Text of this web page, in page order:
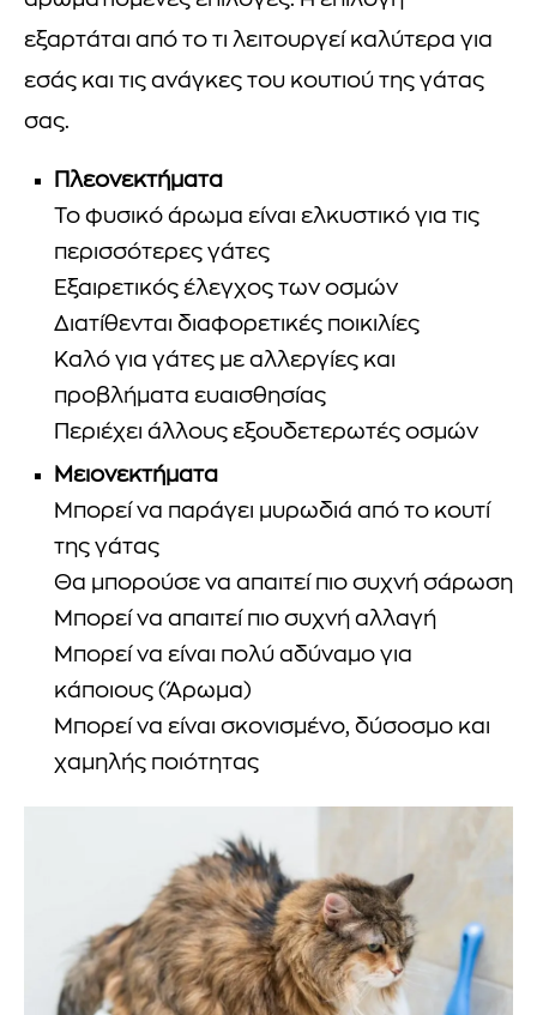
εξαρτάται από το τι λειτουργεί καλύτερα για
εσάς και τις ανάγκες του κουτιού της γάτας
σας.
Πλεονεκτήματα
Το φυσικό άρωμα είναι ελκυστικό για τις
περισσότερες γάτες
Εξαιρετικός έλεγχος των οσμών
Διατίθενται διαφορετικές ποικιλίες
Καλό για γάτες με αλλεργίες και
προβλήματα ευαισθησίας
Περιέχει άλλους εξουδετερωτές οσμών
Μειονεκτήματα
Μπορεί να παράγει μυρωδιά από το κουτί
της γάτας
Θα μπορούσε να απαιτεί πιο συχνή σάρωση
Μπορεί να απαιτεί πιο συχνή αλλαγή
Μπορεί να είναι πολύ αδύναμο για
κάποιους (Άρωμα)
Μπορεί να είναι σκονισμένο, δύσοσμο και
χαμηλής ποιότητας